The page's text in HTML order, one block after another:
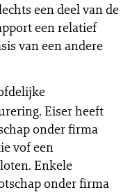
een deel van de
een relatief
van een andere
Eiser heeft
onder firma
vof een
Enkele
onder firma